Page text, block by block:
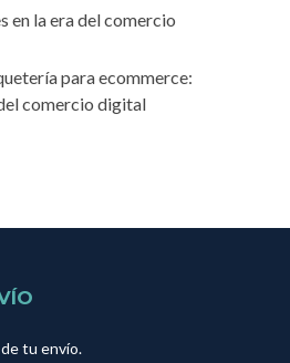
en la era del comercio
para ecommerce:
comercio digital
tu envío.